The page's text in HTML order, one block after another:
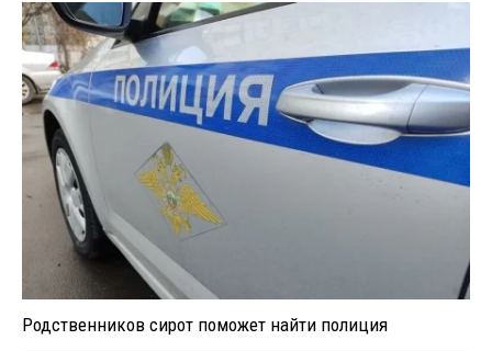
Родственников сирот поможет найти полиция